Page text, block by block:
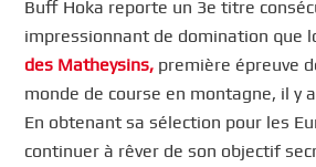
Buff Hoka reporte un 3e titre
impressionnant de domination que
des Matheysins, première épreuve
monde de course en montagne, il y
En obtenant sa sélection pour les
continuer à rêver de son objectif